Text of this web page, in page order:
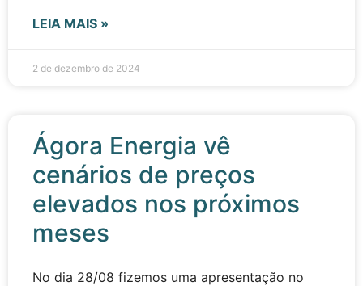
LEIA MAIS »
2 de dezembro de 2024
Ágora Energia vê
cenários de preços
elevados nos próximos
meses
No dia 28/08 fizemos uma apresentação no